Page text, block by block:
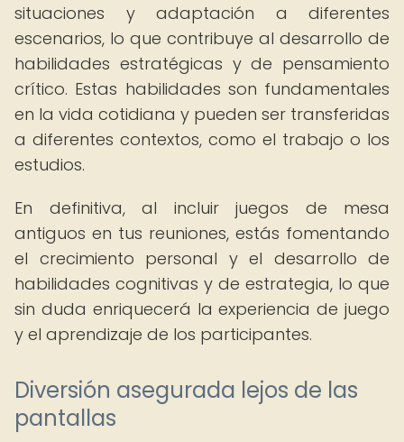
situaciones y adaptación a diferentes
escenarios, lo que contribuye al desarrollo de
habilidades estratégicas y de pensamiento
crítico. Estas habilidades son fundamentales
en la vida cotidiana y pueden ser transferidas
a diferentes contextos, como el trabajo o los
estudios.
En definitiva, al incluir juegos de mesa
antiguos en tus reuniones, estás fomentando
el crecimiento personal y el desarrollo de
habilidades cognitivas y de estrategia, lo que
sin duda enriquecerá la experiencia de juego
y el aprendizaje de los participantes.
Diversión asegurada lejos de las
pantallas